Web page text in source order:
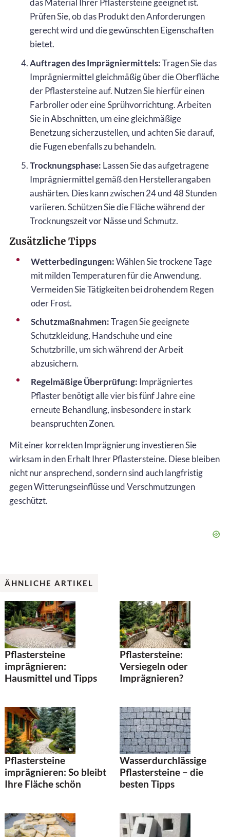
das Material Ihrer Pflastersteine geeignet ist.
Prüfen Sie, ob das Produkt den Anforderungen
gerecht wird und die gewünschten Eigenschaften
bietet.
Auftragen des Imprägniermittels:Tragen Sie das
Imprägniermittel gleichmäßig über die Oberfläche
der Pflastersteine auf. Nutzen Sie hierfür einen
Farbroller oder eine Sprühvorrichtung. Arbeiten
Sie in Abschnitten, um eine gleichmäßige
Benetzung sicherzustellen, und achten Sie darauf,
die Fugen ebenfalls zu behandeln.
Trocknungsphase: Lassen Sie das aufgetragene
Imprägniermittel gemäß den Herstellerangaben
aushärten. Dies kann zwischen 24 und 48 Stunden
variieren. Schützen Sie die Fläche während der
Trocknungszeit vor Nässe und Schmutz.
Zusätzliche Tipps
Wetterbedingungen:Wählen Sie trockene Tage
mit milden Temperaturen für die Anwendung.
Vermeiden Sie Tätigkeiten bei drohendem Regen
oder Frost.
Schutzmaßnahmen:Tragen Sie geeignete
Schutzkleidung, Handschuhe und eine
Schutzbrille, um sich während der Arbeit
abzusichern.
Regelmäßige Überprüfung: Imprägniertes
Pflaster benötigt alle vier bis fünf Jahre eine
erneute Behandlung, insbesondere in stark
beanspruchten Zonen.
Mit einer korrekten Imprägnierung investieren Sie
wirksam in den Erhalt Ihrer Pflastersteine. Diese bleiben
nicht nur ansprechend, sondern sind auch langfristig
gegen Witterungseinflüsse und Verschmutzungen
geschützt.
ÄHNLICHE ARTIKEL
Pflastersteine
imprägnieren:
Hausmittel und Tipps
Pflastersteine:
Versiegeln oder
Imprägnieren?
Pflastersteine
imprägnieren: So bleibt
Ihre Fläche schön
Wasserdurchlässige
Pflastersteine – die
besten Tipps